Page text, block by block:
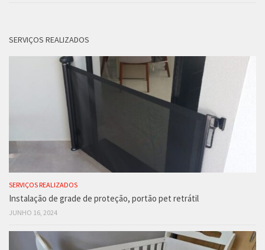
SERVIÇOS REALIZADOS
SERVIÇOS REALIZADOS
Instalação de grade de proteção, portão pet retrátil
JUNHO 16, 2024